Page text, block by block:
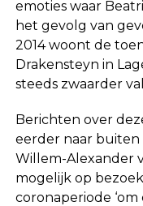
emoties waar
het gevolg van
2014 woont de
Drakensteyn in
steeds zwaarder
Berichten over
eerder naar buiten
Willem-Alexander
mogelijk op
coronaperiode